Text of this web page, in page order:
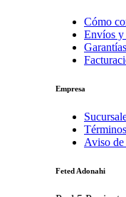
Cómo
Envíos y
Empresa
Aviso
Feted Adonahi